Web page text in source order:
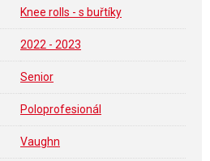
Knee rolls - s buřtíky
2022 - 2023
Senior
Poloprofesionál
Vaughn